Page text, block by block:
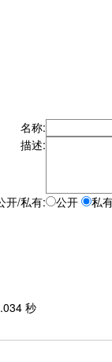
名称:
描述:
开/私有: 公开
私
秒